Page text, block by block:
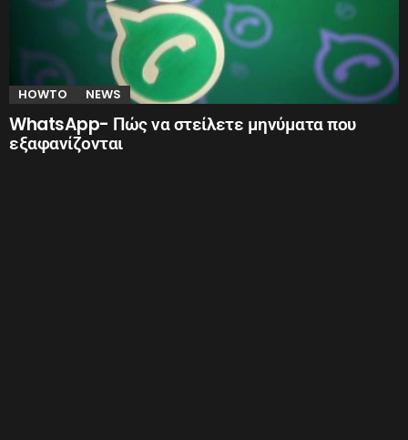
HOWTO NEWS
WhatsApp- Πώς να στείλετε μηνύματα που
εξαφανίζονται